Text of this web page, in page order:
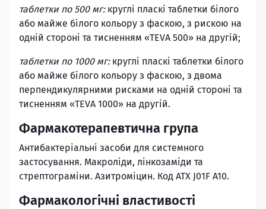
таблетки по 500 мг:круглі пласкі таблетки білого
або майже білого кольору з фаскою, з рискою на
одній стороні та тисненням «TEVA 500» на другій;
таблетки по 1000 мг:круглі пласкі таблетки білого
або майже білого кольору з фаскою, з двома
перпендикулярними рисками на одній стороні та
тисненням «TEVA 1000» на другій.
Фармакотерапевтична група
Антибактеріальні засоби для системного
застосування. Макроліди, лінкозаміди та
стрептограміни. Азитроміцин. Код АТХ J01F A10.
Фармакологічні властивості